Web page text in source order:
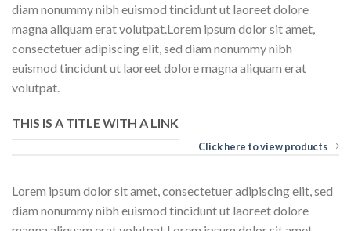
diam nonummy nibh euismod tincidunt ut laoreet dolore
magna aliquam erat volutpat.Lorem ipsum dolor sit amet,
consectetuer adipiscing elit, sed diam nonummy nibh
euismod tincidunt ut laoreet dolore magna aliquam erat
volutpat.
THIS IS A TITLE WITH A LINK
Click here to view products
Lorem ipsum dolor sit amet, consectetuer adipiscing elit, sed
diam nonummy nibh euismod tincidunt ut laoreet dolore